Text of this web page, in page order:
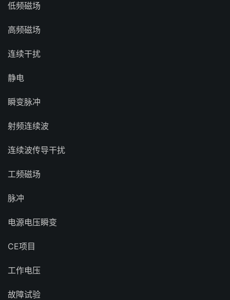
低频磁场
高频磁场
连续干扰
静电
瞬变脉冲
射频连续波
连续波传导干扰
工频磁场
脉冲
电源电压瞬变
CE项目
工作电压
故障试验